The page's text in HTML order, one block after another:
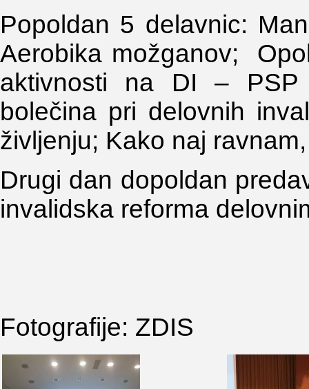
Popoldan 5 delavnic:
Aerobika možganov;
aktivnosti na DI – PSP
bolečina pri delovnih
življenju; Kako naj
Drugi dan dopoldan
invalidska reforma
Fotografije: ZDIS